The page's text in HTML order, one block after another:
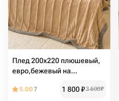
Плед 200х220 плюшевый,
евро,бежевый на
5.007 1 800₽3 600₽